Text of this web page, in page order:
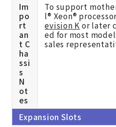
Im
po
rt
an
t C
ha
ssi
s
N
ot
es
To support
l® Xeon®
evision K or later
ed for most
sales
Expansion Slots